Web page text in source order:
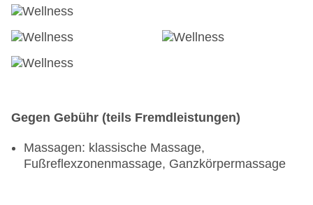
Gegen Gebühr (teils Fremdleistungen)
Massagen: klassische Massage,
Fußreflexzonenmassage, Ganzkörpermassage